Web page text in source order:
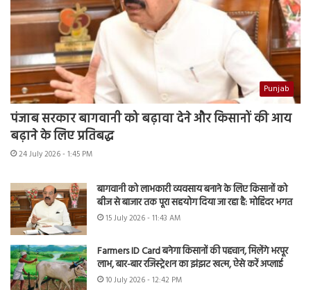
Punjab
पंजाब सरकार बागवानी को बढ़ावा देने और किसानों की आय
बढ़ाने के लिए प्रतिबद्ध
24 July 2026 - 1:45 PM
बागवानी को लाभकारी व्यवसाय बनाने के लिए किसानों को
बीज से बाजार तक पूरा सहयोग दिया जा रहा है: मोहिंदर भगत
15 July 2026 - 11:43 AM
Farmers ID Card बनेगा किसानों की पहचान, मिलेंगे भरपूर
लाभ, बार-बार रजिस्ट्रेशन का झंझट खत्म, ऐसे करें अप्लाई
10 July 2026 - 12:42 PM